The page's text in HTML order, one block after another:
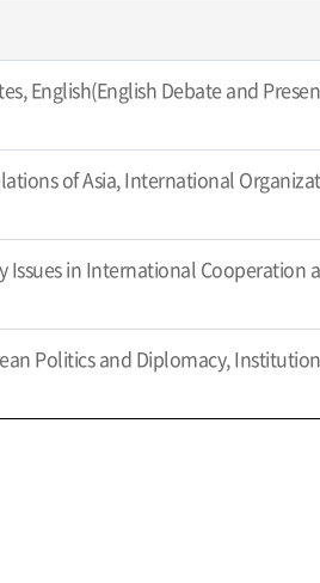
English(English Debate and
of Asia, International
Issues in International Cooperation
Politics and Diplomacy,